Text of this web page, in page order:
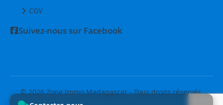
CGV
Suivez-nous sur Facebook
© 2026 Zone Immo Madagascar - Tous droits réservés.